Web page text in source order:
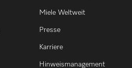
Miele Weltweit
Presse
Karriere
Hinweismanagement